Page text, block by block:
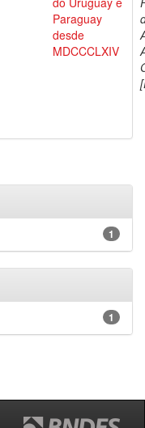
Paraguay
desde
MDCCCLXIV
1
1